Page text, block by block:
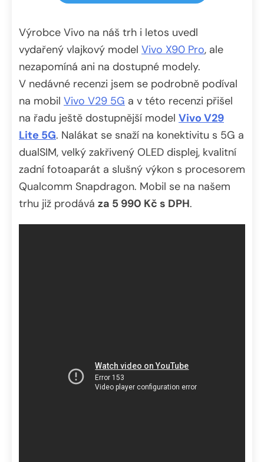
Výrobce Vivo na náš trh i letos uvedl
vydařený vlajkový model Vivo X90 Pro, ale
nezapomíná ani na dostupné modely.
V nedávné recenzi jsem se podrobně podíval
na mobil Vivo V29 5G a v této recenzi přišel
na řadu ještě dostupnější model Vivo V29
Lite 5G. Nalákat se snaží na konektivitu s 5G a
dualSIM, velký zakřivený OLED displej, kvalitní
zadní fotoaparát a slušný výkon s procesorem
Qualcomm Snapdragon. Mobil se na našem
trhu již prodává za 5 990 Kč s DPH.